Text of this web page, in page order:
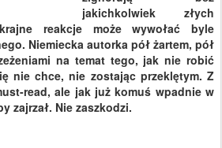
jakichkolwiek złych
reakcje może wywołać byle
Niemiecka autorka pół żartem, pół
na temat tego, jak nie robić
nie chce, nie zostając przeklętym. Z
read, ale jak już komuś wpadnie w
zajrzał. Nie zaszkodzi.